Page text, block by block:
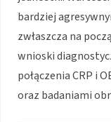
bardziej
zwłaszcza na
wnioski
połączenia CRP i
oraz badaniami